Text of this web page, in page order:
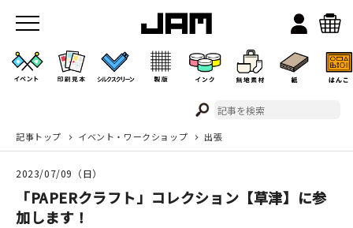
JAMのこと
お店/ワークスペース
記事トップ イベント・ワークショップ 出張
2023/07/09（日）
「PAPERクラフト」コレクション【草津】に参
加します！